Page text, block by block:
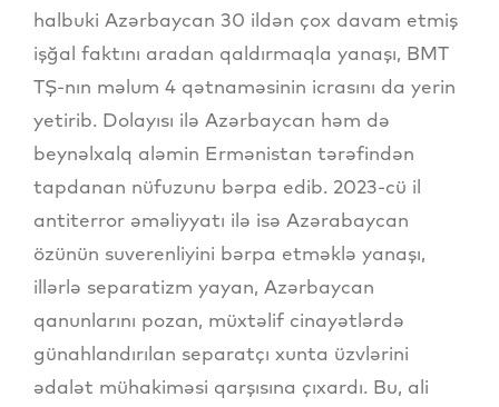
halbuki Azərbaycan 30 ildən çox davam etmiş
işğal faktını aradan qaldırmaqla yanaşı, BMT
TŞ-nın məlum 4 qətnaməsinin icrasını da yerin
yetirib. Dolayısı ilə Azərbaycan həm də
beynəlxalq aləmin Ermənistan tərəfindən
tapdanan nüfuzunu bərpa edib. 2023-cü il
antiterror əməliyyatı ilə isə Azərabaycan
özünün suverenliyini bərpa etməklə yanaşı,
illərlə separatizm yayan, Azərbaycan
qanunlarını pozan, müxtəlif cinayətlərdə
günahlandırılan separatçı xunta üzvlərini
ədalət mühakiməsi qarşısına çıxardı. Bu, ali